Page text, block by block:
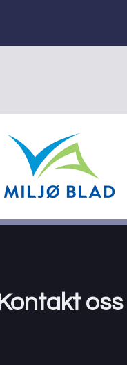
Kontakt oss